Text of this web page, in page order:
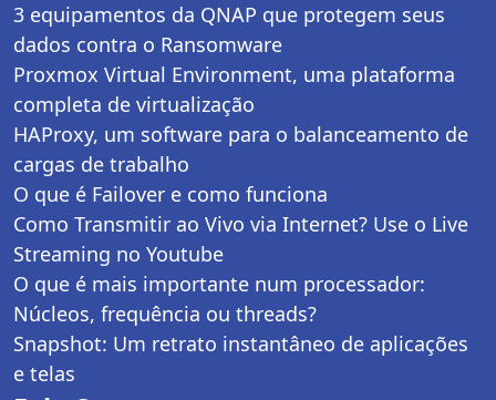
3 equipamentos da QNAP que protegem seus
dados contra o Ransomware
Proxmox Virtual Environment, uma plataforma
completa de virtualização
HAProxy, um software para o balanceamento de
cargas de trabalho
O que é Failover e como funciona
Como Transmitir ao Vivo via Internet? Use o Live
Streaming no Youtube
O que é mais importante num processador:
Núcleos, frequência ou threads?
Snapshot: Um retrato instantâneo de aplicações
e telas